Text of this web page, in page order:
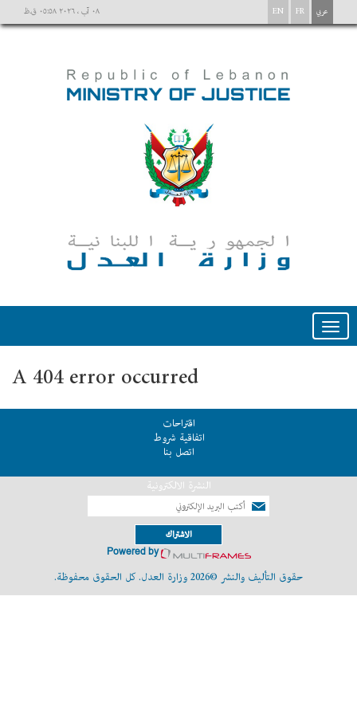
٠٨ آب ، ٢٠٢٦ ٠٥:٥٨ ق.ظ EN FR عربي
Toggle
A 404 error occurred
اقتراحات
اتفاقية شروط
اتصل بنا
النشرة الالكترونية
الاشتراك
Powered by
حقوق التأليف والنشر ©2026 وزارة العدل. كل الحقوق محفوظة.